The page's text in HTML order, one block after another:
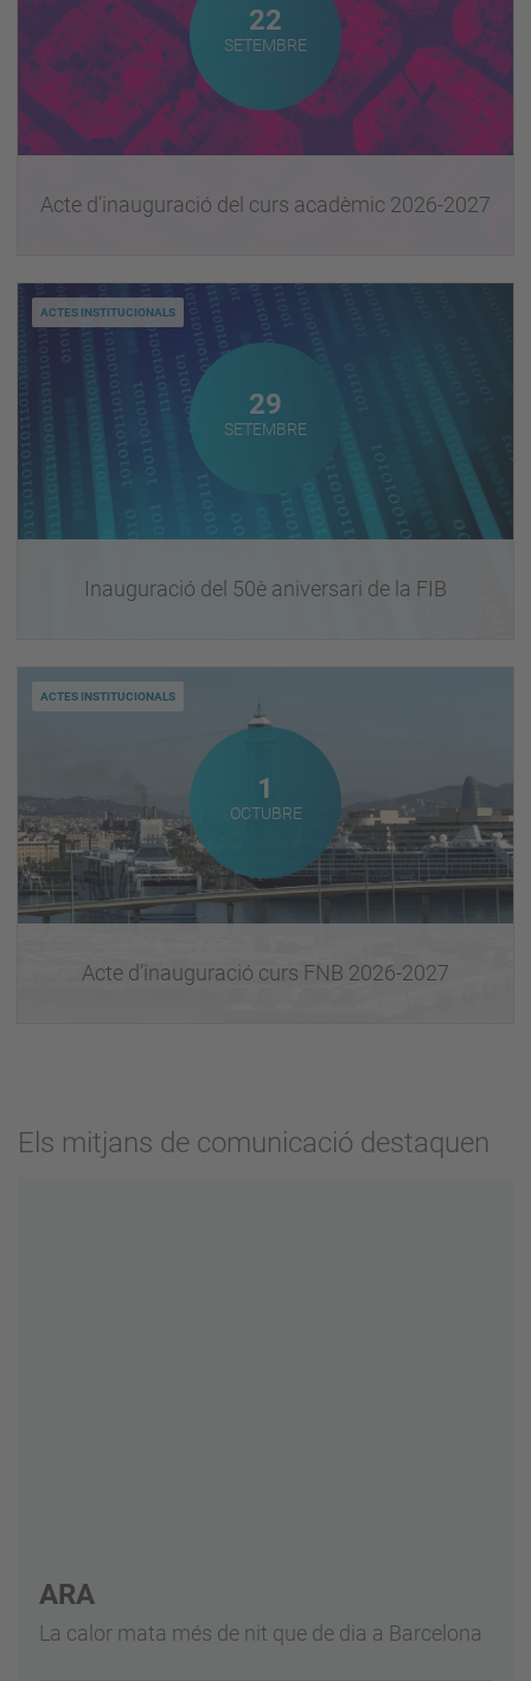
22 Setembre
SETEMBRE
Acte d’inauguració del curs acadèmic 2026-2027
29
SETEMBRE
Inauguració del 50è aniversari de la FIB
ACTES INSTITUCIONALS
1 Octubre
OCTUBRE
Acte d’inauguració curs FNB 2026-2027
ACTES INSTITUCIONALS
Els mitjans de comunicació destaquen
ARA
La calor mata més de nit que de dia a Barcelona